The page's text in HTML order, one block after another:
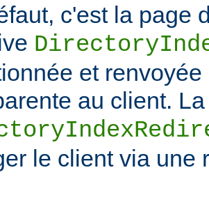
c'est la page
et
au client.
le client via une